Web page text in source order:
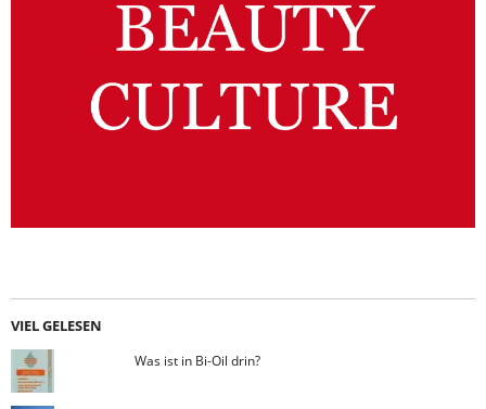
VIEL GELESEN
Was ist in Bi-Oil drin?